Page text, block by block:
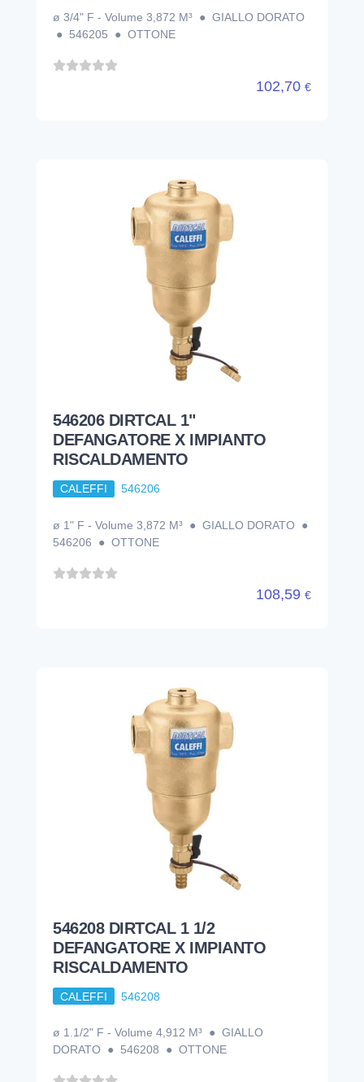
ø 3/4" F - Volume 3,872 M³ ● GIALLO DORATO
● 546205 ● OTTONE
102,70 €
546206 DIRTCAL 1"
DEFANGATORE X IMPIANTO
RISCALDAMENTO
CALEFFI 546206
ø 1" F - Volume 3,872 M³ ● GIALLO DORATO ●
546206 ● OTTONE
108,59 €
546208 DIRTCAL 1 1/2
DEFANGATORE X IMPIANTO
RISCALDAMENTO
CALEFFI 546208
ø 1.1/2" F - Volume 4,912 M³ ● GIALLO
DORATO ● 546208 ● OTTONE